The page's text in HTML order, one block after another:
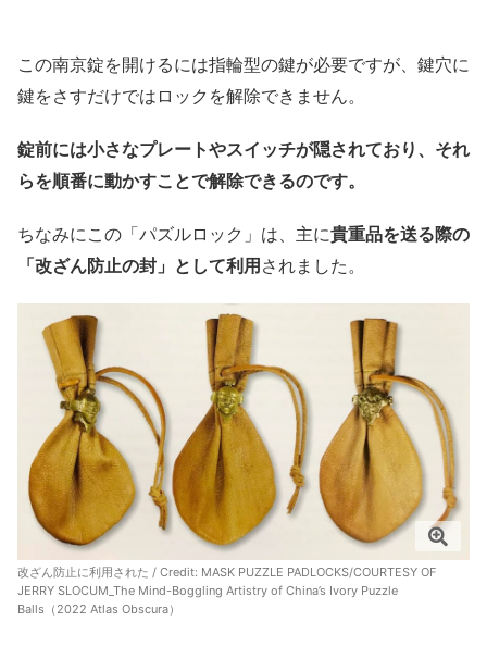
この南京錠を開けるには指輪型の鍵が必要ですが、鍵穴に
鍵をさすだけではロックを解除できません。
錠前には小さなプレートやスイッチが隠されており、それ
らを順番に動かすことで解除できるのです。
ちなみにこの「パズルロック」は、主に貴重品を送る際の
「改ざん防止の封」として利用 されました。
改ざん防止に利用された / Credit: MASK PUZZLE PADLOCKS/COURTESY OF
JERRY SLOCUM_The Mind-Boggling Artistry of China’s Ivory Puzzle
Balls（2022 Atlas Obscura）